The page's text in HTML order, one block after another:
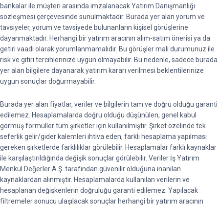
bankalar ile müşteri arasında imzalanacak Yatırım Danışmanlığı
sözleşmesi çerçevesinde sunulmaktadır. Burada yer alan yorum ve
tavsiyeler, yorum ve tavsiyede bulunanların kişisel görüşlerine
dayanmaktadır. Herhangi bir yatırım aracının alım-satım önerisi ya da
getiri vaadi olarak yorumlanmamalıdır. Bu görüşler mali durumunuz ile
risk ve gitiri tercihlerinize uygun olmayabilir. Bu nedenle, sadece burada
yer alan bilgilere dayanarak yatırım kararı verilmesi beklentilerinize
uygun sonuçlar doğurmayabilir.
Burada yer alan fiyatlar, veriler ve bilgilerin tam ve doğru olduğu garanti
edilemez. Hesaplamalarda doğru olduğu düşünülen, genel kabul
görmüş formüller tüm şirketler için kullanılmıştır. Şirket özelinde tek
seferlik gelir/gider kalemleri ihtiva eden, farklı hesaplama yapılması
gereken şirketlerde farklılıklar görülebilir. Hesaplamalar farklı kaynaklar
ile karşılaştırıldığında değişik sonuçlar görülebilir. Veriler İş Yatırım
Menkul Değerler A.Ş. tarafından güvenilir olduğuna inanılan
kaynaklardan alınmıştır. Hesaplamalarda kullanılan verilerin ve
hesaplanan değişkenlerin doğruluğu garanti edilemez. Yapılacak
filtremeler sonucu ulaşılacak sonuçlar herhangi bir yatırım aracının